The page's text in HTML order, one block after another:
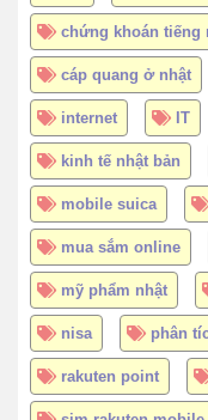
chứng khoán tiếng
cáp quang ở nhật
internet IT
kinh tế nhật bản
mobile suica
mua sắm online
mỹ phẩm nhật
nisa phân
rakuten point